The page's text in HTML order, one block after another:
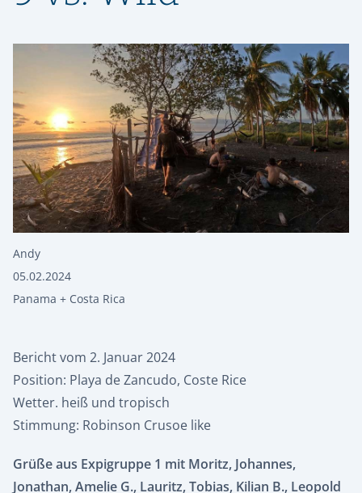
Andy
05.02.2024
Panama + Costa Rica
Bericht vom 2. Januar 2024
Position: Playa de Zancudo, Coste Rice
Wetter. heiß und tropisch
Stimmung: Robinson Crusoe like
Grüße aus Expigruppe 1 mit Moritz, Johannes,
Jonathan, Amelie G., Lauritz, Tobias, Kilian B., Leopold